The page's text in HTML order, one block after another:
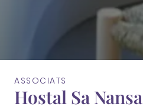
ASSOCIATS
Hostal Sa Nansa